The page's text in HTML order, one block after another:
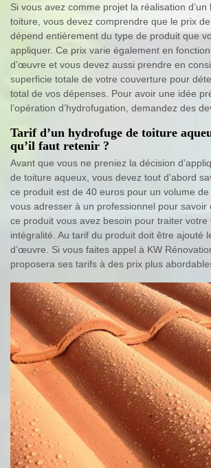
Si vous avez comme projet la réalisation d’un
toiture, vous devez comprendre que le prix
dépend entièrement du type de produit que
appliquer. Ce prix varie également en
d’œuvre et vous devez aussi prendre en
superficie totale de votre couverture pour
total de vos dépenses. Pour avoir une idée
l’opération d’hydrofugation, demandez des
Tarif d’un hydrofuge de toiture
qu’il faut retenir ?
Avant que vous ne preniez la décision
de toiture aqueux, vous devez tout d’abord
ce produit est de 40 euros pour un volume
vous adresser à un professionnel pour savoir
ce produit vous avez besoin pour traiter votre
intégralité. Au tarif du produit doit être ajouté
d’œuvre. Si vous faites appel à KW
proposera ses tarifs à des prix plus